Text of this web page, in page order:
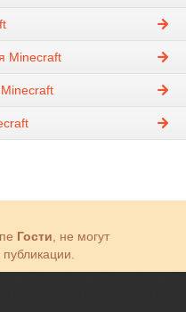
Minecraft
Гости , не могут